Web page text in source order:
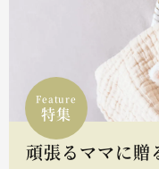
Feature
特集
頑張るママに